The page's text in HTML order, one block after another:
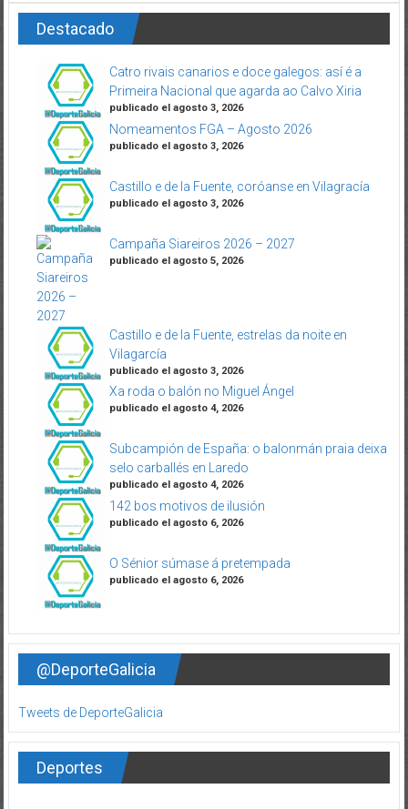
Destacado
Catro rivais canarios e doce galegos: así é a
Primeira Nacional que agarda ao Calvo Xiria
publicado el agosto 3, 2026
Nomeamentos FGA – Agosto 2026
publicado el agosto 3, 2026
Castillo e de la Fuente, coróanse en Vilagracía
publicado el agosto 3, 2026
Campaña Siareiros 2026 – 2027
publicado el agosto 5, 2026
Castillo e de la Fuente, estrelas da noite en
Vilagarcía
publicado el agosto 3, 2026
Xa roda o balón no Miguel Ángel
publicado el agosto 4, 2026
Subcampión de España: o balonmán praia deixa
selo carballés en Laredo
publicado el agosto 4, 2026
142 bos motivos de ilusión
publicado el agosto 6, 2026
O Sénior súmase á pretempada
publicado el agosto 6, 2026
@DeporteGalicia
Tweets de DeporteGalicia
Deportes